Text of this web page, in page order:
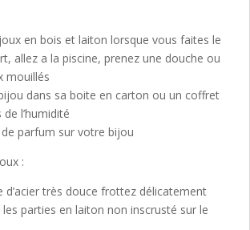
en bois et laiton lorsque vous faites le
allez a la piscine, prenez une douche ou
mouillés
dans sa boite en carton ou un coffret
de l’humidité
parfum sur votre bijou
:
d’acier très douce frottez délicatement
parties en laiton non inscrusté sur le